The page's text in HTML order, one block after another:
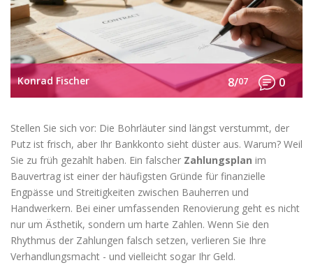
Konrad Fischer 8/07 0
Stellen Sie sich vor: Die Bohrläuter sind längst verstummt, der
Putz ist frisch, aber Ihr Bankkonto sieht düster aus. Warum? Weil
Sie zu früh gezahlt haben. Ein falscher Zahlungsplan im
Bauvertrag ist einer der häufigsten Gründe für finanzielle
Engpässe und Streitigkeiten zwischen Bauherren und
Handwerkern. Bei einer umfassenden Renovierung geht es nicht
nur um Ästhetik, sondern um harte Zahlen. Wenn Sie den
Rhythmus der Zahlungen falsch setzen, verlieren Sie Ihre
Verhandlungsmacht - und vielleicht sogar Ihr Geld.